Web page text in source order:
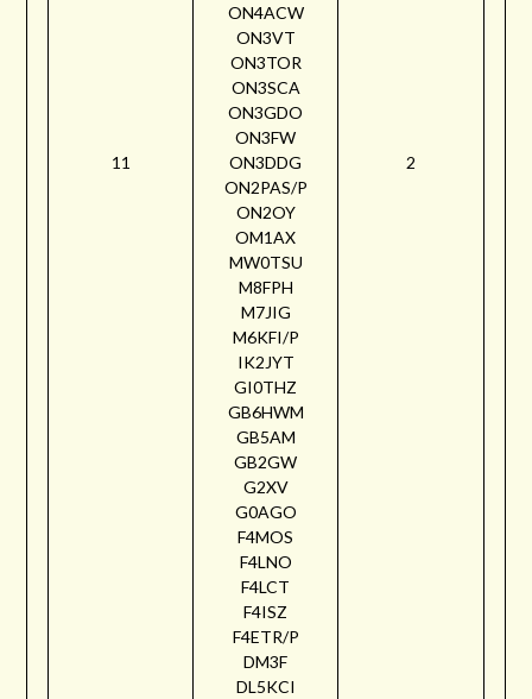
11
ON4ACW
ON3VT
ON3TOR
ON3SCA
ON3GDO
ON3FW
ON3DDG
ON2PAS/P
ON2OY
OM1AX
MW0TSU
M8FPH
M7JIG
M6KFI/P
IK2JYT
GI0THZ
GB6HWM
GB5AM
GB2GW
G2XV
G0AGO
F4MOS
F4LNO
F4LCT
F4ISZ
F4ETR/P
DM3F
DL5KCI
2